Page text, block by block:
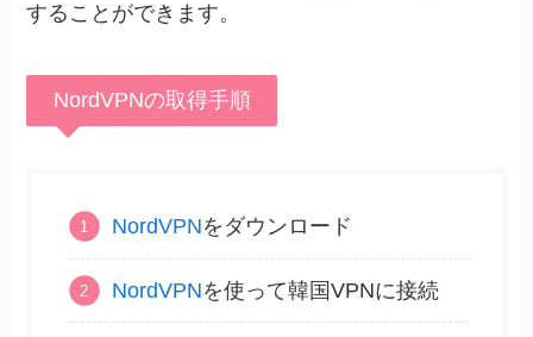
することができます。
NordVPNの取得手順
NordVPNをダウンロード
NordVPNを使って韓国VPNに接続